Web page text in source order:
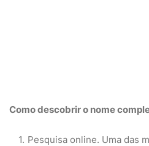
Como descobrir o nome
Pesquisa online. Uma das